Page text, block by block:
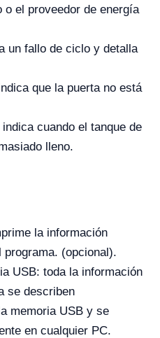
el proveedor de energía
un fallo de ciclo y detalla
que la puerta no está
cuando el tanque de
lleno.
la información
(opcional).
USB: toda la información
se describen
memoria USB y se
en cualquier PC.